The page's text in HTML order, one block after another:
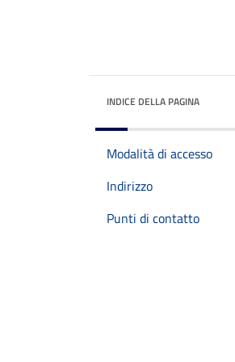
INDICE DELLA PAGINA
Modalità di accesso
Indirizzo
Punti di contatto